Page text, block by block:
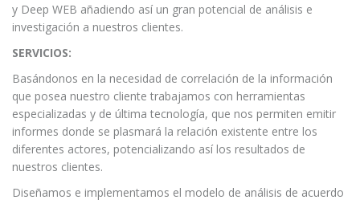
y Deep WEB añadiendo así un gran potencial de análisis e
investigación a nuestros clientes.
SERVICIOS:
Basándonos en la necesidad de correlación de la información
que posea nuestro cliente trabajamos con herramientas
especializadas y de última tecnología, que nos permiten emitir
informes donde se plasmará la relación existente entre los
diferentes actores, potencializando así los resultados de
nuestros clientes.
Diseñamos e implementamos el modelo de análisis de acuerdo